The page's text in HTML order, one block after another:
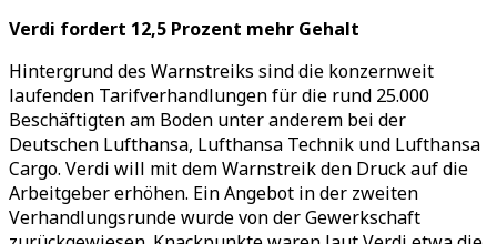
Verdi fordert 12,5 Prozent mehr Gehalt
Hintergrund des Warnstreiks sind die konzernweit
laufenden Tarifverhandlungen für die rund 25.000
Beschäftigten am Boden unter anderem bei der
Deutschen Lufthansa, Lufthansa Technik und Lufthansa
Cargo. Verdi will mit dem Warnstreik den Druck auf die
Arbeitgeber erhöhen. Ein Angebot in der zweiten
Verhandlungsrunde wurde von der Gewerkschaft